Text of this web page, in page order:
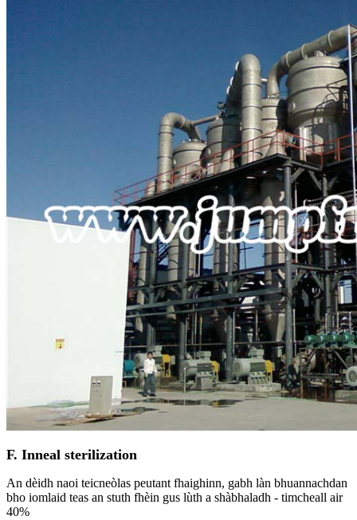
F. Inneal sterilization
An dèidh naoi teicneòlas peutant fhaighinn, gabh làn bhuannachdan
bho iomlaid teas an stuth fhèin gus lùth a shàbhaladh - timcheall air
40%